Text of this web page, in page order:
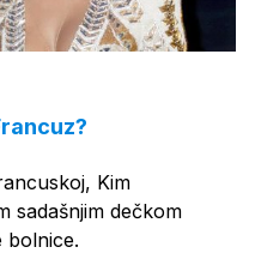
Kim
sadašnjim dečkom
bolnice.